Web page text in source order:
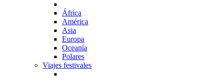
África
América
Asia
Europa
Oceanía
Polares
Viajes festivales